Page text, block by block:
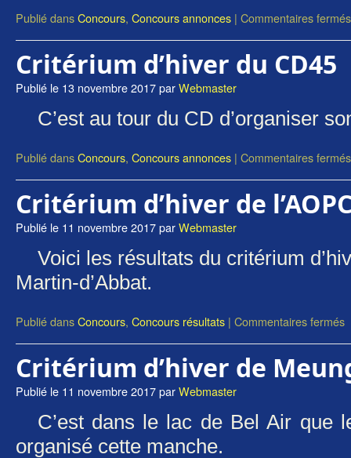
Publié dansConcours, Concours annonces | Commentaires fermés
Critérium d’hiver du CD45
Publié le 13 novembre 2017parWebmaster
C’est au tour du CD d’organiser
Publié dansConcours, Concours annonces | Commentaires fermés
Critérium d’hiver de
Publié le 11 novembre 2017parWebmaster
Voici les résultats du critérium
Martin-d’Abbat.
Publié dansConcours, Concours résultats | Commentaires fermés
Critérium d’hiver de
Publié le 11 novembre 2017parWebmaster
C’est dans le lac de Bel Air que
organisé cette manche.